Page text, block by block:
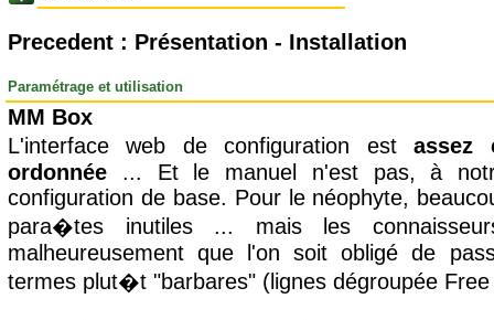
Precedent : Présentation - Installation
Paramétrage et utilisation
MM Box
L'interface web de configuration estassez
ordonnée ... Et le manuel n'est pas, à
configuration de base. Pour le néophyte,
para�tes inutiles ... mais les
malheureusement que l'on soit obligé de
termes plut�t "barbares" (lignes dégroupée